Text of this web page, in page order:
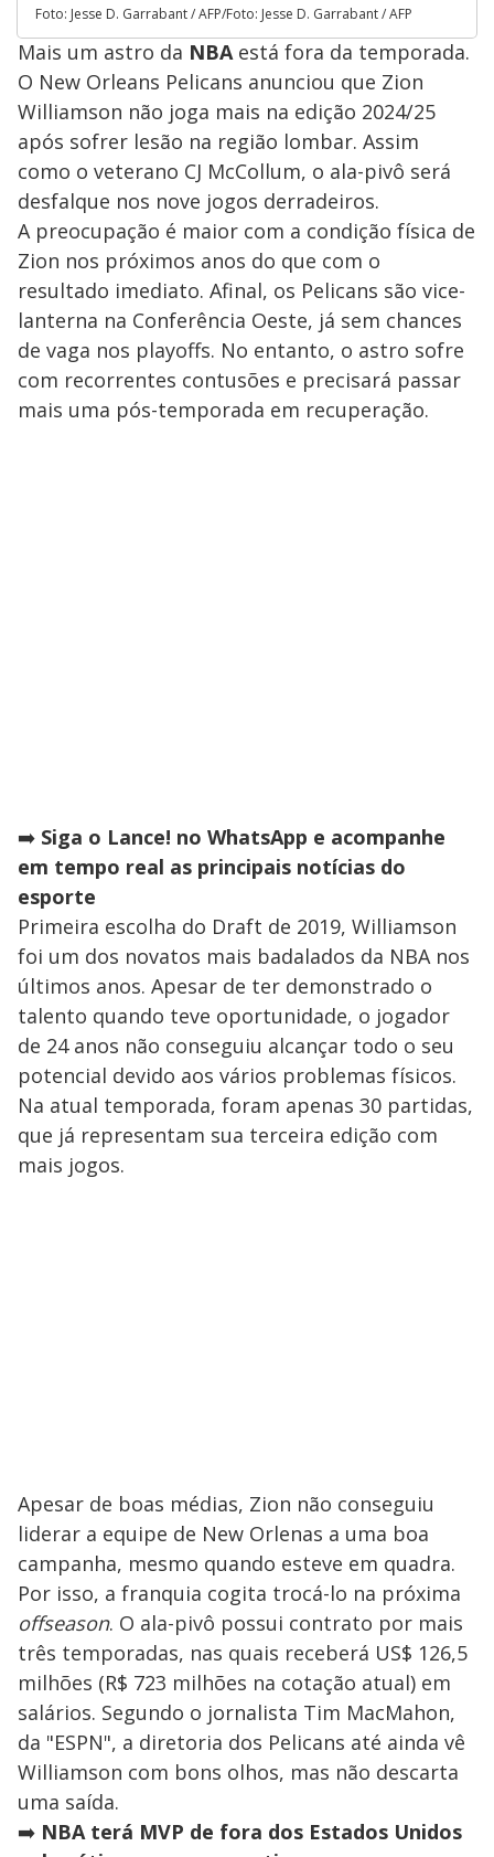
Foto: Jesse D. Garrabant / AFP/Foto: Jesse D. Garrabant / AFP
Mais um astro da NBA está fora da temporada.
O New Orleans Pelicans anunciou que Zion
Williamson não joga mais na edição 2024/25
após sofrer lesão na região lombar. Assim
como o veterano CJ McCollum, o ala-pivô será
desfalque nos nove jogos derradeiros.
A preocupação é maior com a condição física de
Zion nos próximos anos do que com o
resultado imediato. Afinal, os Pelicans são vice-
lanterna na Conferência Oeste, já sem chances
de vaga nos playoffs. No entanto, o astro sofre
com recorrentes contusões e precisará passar
mais uma pós-temporada em recuperação.
➡️ Siga o Lance! no WhatsApp e acompanhe
em tempo real as principais notícias do
esporte
Primeira escolha do Draft de 2019, Williamson
foi um dos novatos mais badalados da NBA nos
últimos anos. Apesar de ter demonstrado o
talento quando teve oportunidade, o jogador
de 24 anos não conseguiu alcançar todo o seu
potencial devido aos vários problemas físicos.
Na atual temporada, foram apenas 30 partidas,
que já representam sua terceira edição com
mais jogos.
Apesar de boas médias, Zion não conseguiu
liderar a equipe de New Orlenas a uma boa
campanha, mesmo quando esteve em quadra.
Por isso, a franquia cogita trocá-lo na próxima
offseason. O ala-pivô possui contrato por mais
três temporadas, nas quais receberá US$ 126,5
milhões (R$ 723 milhões na cotação atual) em
salários. Segundo o jornalista Tim MacMahon,
da "ESPN", a diretoria dos Pelicans até ainda vê
Williamson com bons olhos, mas não descarta
uma saída.
➡️ NBA terá MVP de fora dos Estados Unidos